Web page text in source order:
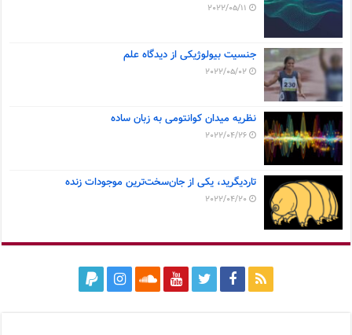
2022/05/11
جنسیت بیولوژیکی از دیدگاه علم
2022/05/02
نظریه میدان کوانتومی به زبان ساده
2022/04/26
تاردیگرید، یکی از جان‌سخت‌ترین موجودات زنده
2022/04/20